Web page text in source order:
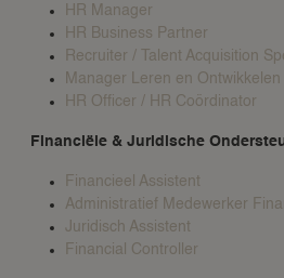
HR Manager
HR Business Partner
Recruiter / Talent Acquisition
Manager Leren en Ontwikkelen
HR Officer / HR Coördinator
Financiële & Juridische
Financieel Assistent
Administratief Medewerker
Juridisch Assistent
Financial Controller